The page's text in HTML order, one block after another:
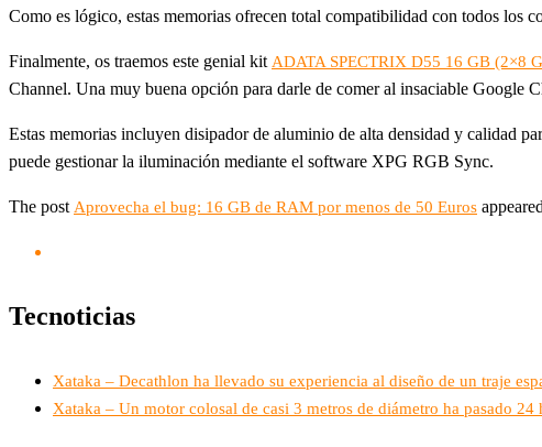
Como es lógico, estas memorias ofrecen total compatibilidad con todos los
Finalmente, os traemos este genial kit ADATA SPECTRIX D55 16 GB (2×8
Channel. Una muy buena opción para darle de comer al insaciable Google
Estas memorias incluyen disipador de aluminio de alta densidad y calidad
puede gestionar la iluminación mediante el software XPG RGB Sync.
The post Aprovecha el bug: 16 GB de RAM por menos de 50 Euros
Tecnoticias
Xataka – Decathlon ha llevado su experiencia al diseño de un traje
Xataka – Un motor colosal de casi 3 metros de diámetro ha pasado